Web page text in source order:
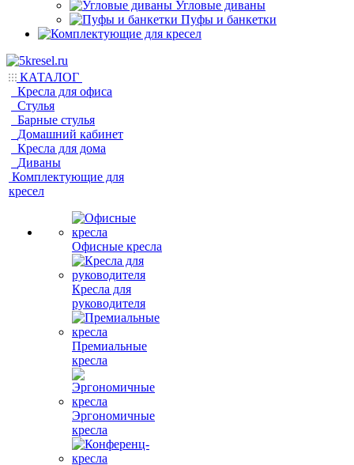
Угловые диваны
Пуфы и банкетки
КАТАЛОГ
Кресла для офиса
Стулья
Барные стулья
Домашний кабинет
Кресла для дома
Диваны
Комплектующие для
кресел
Офисные кресла
Кресла для
руководителя
Премиальные
кресла
Эргономичные
кресла